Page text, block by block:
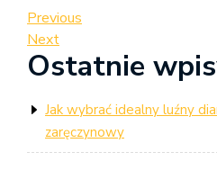
Nawigacja
wpisu
Previous
Post
Previous
Next
Post
Next
Ostatnie
Jak wybrać idealny luźny
zaręczynowy